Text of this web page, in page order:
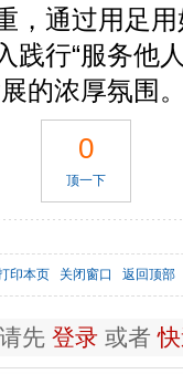
，通过用足
践行“服务他
的浓厚氛围
0
顶一下
印本页 关闭窗口 返回顶部
先 登录 或者